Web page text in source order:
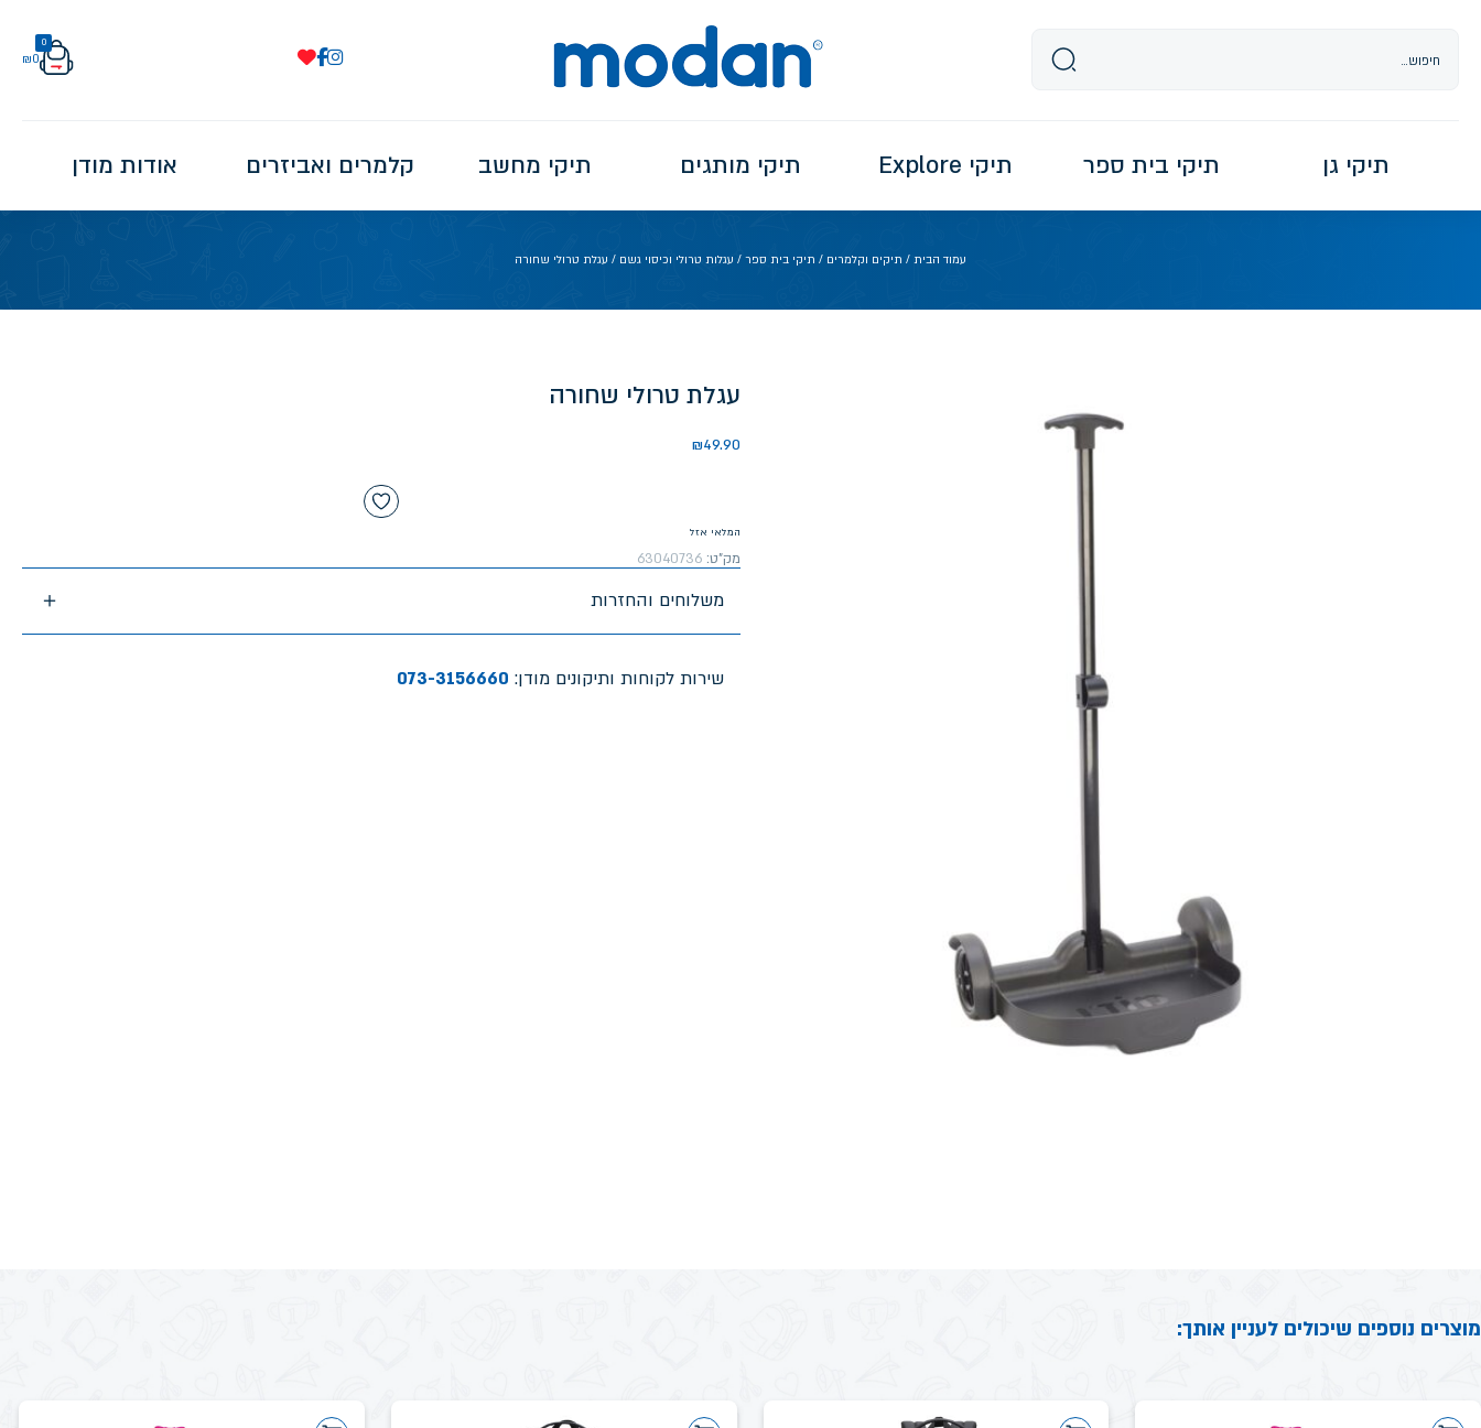
0
₪0
תיקי גן תיקי בית ספר תיקי Explore תיקי מותגים תיקי מחשב קלמרים ואביזרים אודות מודן
עמוד הבית / תיקים וקלמרים / תיקי בית ספר / עגלות טרולי וכיסוי גשם / עגלת טרולי שחורה
עגלת טרולי שחורה
₪49.90
המלאי אזל
מק"ט: 63040736
משלוחים והחזרות
שירות לקוחות ותיקונים מודן: 073-3156660
מוצרים נוספים שיכולים לעניין אותך: